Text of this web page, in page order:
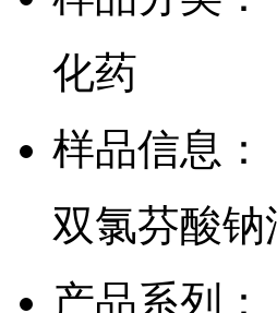
化药
样品信息：
双氯芬酸钠
产品系列：